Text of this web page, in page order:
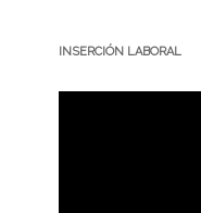
INSERCIÓN LABORAL
Reproductor